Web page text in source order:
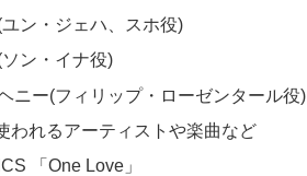
ン・ジェハ、スホ役)
ン・イナ役)
ニー(フィリップ・ローゼンタール役)
われるアーティストや楽曲など
「One Love」